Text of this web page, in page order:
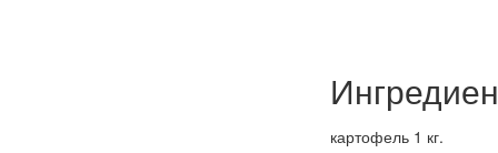
картофель 1 кг.